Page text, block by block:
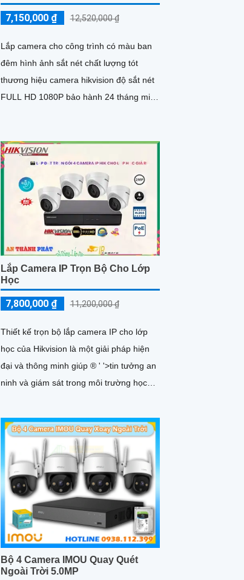
7,150,000 ₫ 12,520,000 ₫
Lắp camera cho công trình có màu ban
đêm hình ảnh sắt nét chất lượng tót
thương hiệu camera hikvision độ sắt nét
FULL HD 1080P bảo hành 24 tháng miễn
Lắp Camera IP Trọn Bộ Cho Lớp
Học
7,800,000 ₫ 11,200,000 ₫
Thiết kế trọn bộ lắp camera IP cho lớp
học của Hikvision là một giải pháp hiện
đại và thông minh giúp ®️ ' '>tin tưởng an
ninh và giám sát trong môi trường học
Bộ 4 Camera IMOU Quay Quét
Ngoài Trời 5.0MP